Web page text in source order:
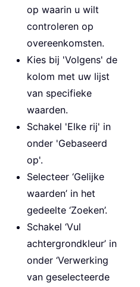
op waarin u wilt
controleren op
overeenkomsten.
Kies bij 'Volgens' de
kolom met uw lijst
van specifieke
waarden.
Schakel 'Elke rij' in
onder 'Gebaseerd
op'.
Selecteer ‘Gelijke
waarden’ in het
gedeelte ‘Zoeken’.
Schakel ‘Vul
achtergrondkleur’ in
onder ‘Verwerking
van geselecteerde